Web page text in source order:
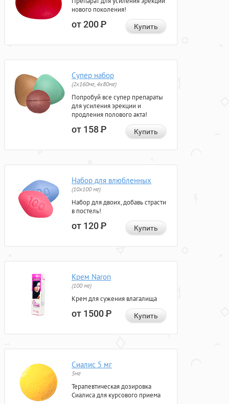
нового поколения!
от 200Р Купить
Супер набор
(2х160мг, 4х80мг)
Попробуй все супер препараты
для усиления эрекции и
продления полового акта!
от 158Р Купить
Набор для влюбленных
(10х100 мг)
Набор для двоих, добавь страсти
в постель!
от 120Р Купить
Крем Naron
(100 мг)
Крем для сужения влагалища
от 1500Р Купить
Сиалис 5 мг
5мг
Терапевтическая дозировка
Сиалиса для курсового приема